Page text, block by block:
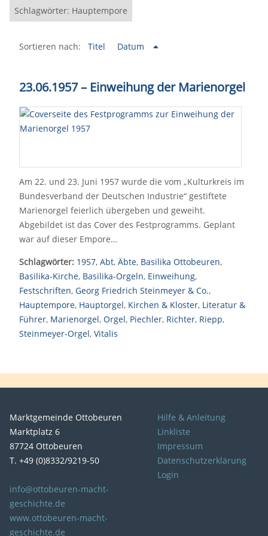
Schlagwörter: Hauptempore
Sortieren nach: Titel Datum
23.06.1957– Einweihung der Marienorgel
Am 22. und 23. Juni 1957 wurde die vom „Kulturkreis im
Bundesverband der Deutschen Industrie“ gestiftete
Marienorgel feierlich übergeben und geweiht.
Abgebildet ist das Cover des Festprogramms. Geplant
war auf dieser Empore…
Schlagwörter: 1957, Abt, Äbte, Basilika Ottobeuren,
Basilika-Kirche, Basilika-Orgeln, Einweihung,
Festschriften, Georg Friedrich Steinmeyer & Co.,
Hauptempore, Hauptorgel, Kirchen & Kloster, Literatur &
Führer, Marienorgel, Orgel, Piechler, Richter, Riepp,
Steinmeyer-Orgel, Vitalis
Marktgemeinde Ottobeuren
Marktplatz 6
87724 Ottobeuren
T. +49 (0)8332/9219-50
info@ottobeuren-macht-
geschichte.de
www.ottobeuren-macht-
geschichte.de
Hilfe & Anleitung
Linkliste
Impressum
Datenschutzerklärung
Login